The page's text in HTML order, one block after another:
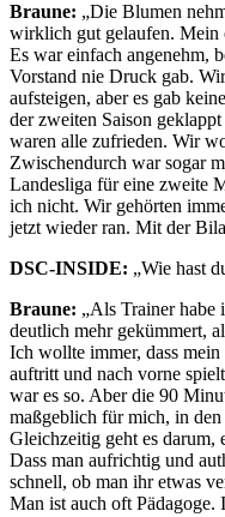
Braune: „Die Blumen
wirklich gut gelaufen. Mein
Es war einfach angenehm,
Vorstand nie Druck gab.
aufsteigen, aber es gab
der zweiten Saison
waren alle zufrieden. Wir
Zwischendurch war sogar
Landesliga für eine zweite
ich nicht. Wir gehörten
jetzt wieder ran. Mit der
DSC-INSIDE: „Wie hast
Braune: „Als Trainer habe
deutlich mehr gekümmert,
Ich wollte immer, dass
auftritt und nach vorne
war es so. Aber die 90
maßgeblich für mich, in
Gleichzeitig geht es darum,
Dass man aufrichtig und
schnell, ob man ihr etwas
Man ist auch oft